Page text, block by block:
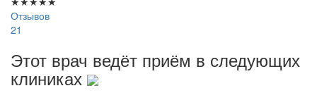
Отзывов
21
Этот врач ведёт приём в следующих
клиниках